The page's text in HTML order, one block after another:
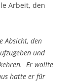
Arbeit, den
Absicht, den
und
Er wollte
hatte er für